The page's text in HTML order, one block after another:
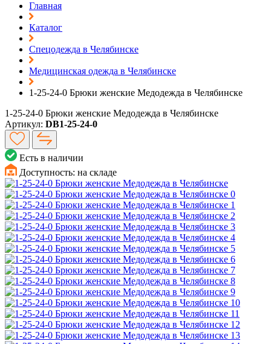
Главная
Каталог
Спецодежда в Челябинске
Медицинская одежда в Челябинске
1-25-24-0 Брюки женские Медодежда в Челябинске
1-25-24-0 Брюки женские Медодежда в Челябинске
Артикул: DB1-25-24-0
Есть в наличии
Доступность: на складе